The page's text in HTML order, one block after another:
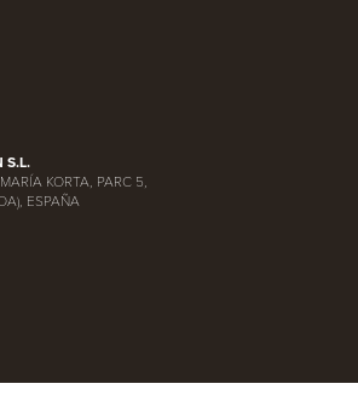
S.L.
KORTA, PARC 5,
ESPAÑA